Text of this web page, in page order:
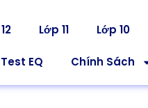
Lớp 11 Lớp 10
Test EQ Chính Sách